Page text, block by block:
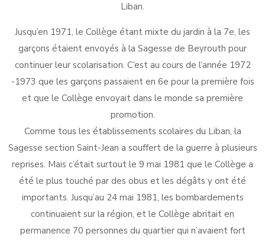
Liban.
Jusqu’en 1971, le Collège étant mixte du jardin à la 7e, les
garçons étaient envoyés à la Sagesse de Beyrouth pour
continuer leur scolarisation. C’est au cours de l’année 1972
-1973 que les garçons passaient en 6e pour la première fois
et que le Collège envoyait dans le monde sa première
promotion.
Comme tous les établissements scolaires du Liban, la
Sagesse section Saint-Jean a souffert de la guerre à plusieurs
reprises. Mais c’était surtout le 9 mai 1981 que le Collège a
été le plus touché par des obus et les dégâts y ont été
importants. Jusqu’au 24 mai 1981, les bombardements
continuaient sur la région, et le Collège abritait en
permanence 70 personnes du quartier qui n’avaient fort